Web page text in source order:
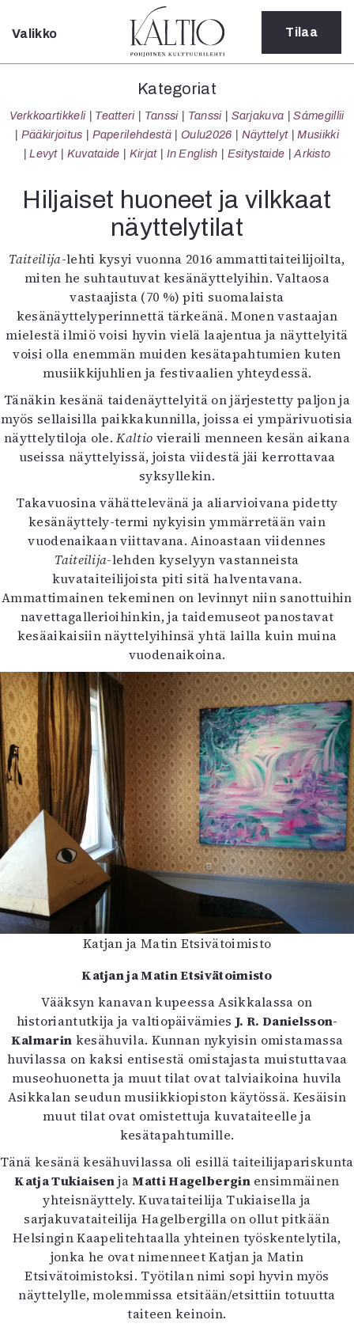
Sulje
Kategoriat
Verkkoartikkeli
Teatteri
Tanssi
Sarjakuva
Sámegillii
Pääkirjoitus
Oulu2026
Näyttelyt
Musiikki
Levyt
Kuvataide
Kirjat
In English
Esitystaide
Arkisto
Lehdet
4/2026
2–3/2026
1/2026
6/2025
5/2025 saame
5/2025
Lehtiarkisto
Info
Tilaus ja irtonumerot
Yhteistyössä
Toimitus
Mediatiedot
Kaltio ry
Valikko Tilaa
Kategoriat
Verkkoartikkeli Teatteri Tanssi Tanssi Sarjakuva
Sámegillii
Pääkirjoitus
Paperilehdestä Oulu2026 Näyttelyt
Musiikki
Levyt
Kuvataide Kirjat In English Esitystaide Arkisto
Hiljaiset huoneet ja vilkkaat
näyttelytilat
Taiteilija-lehti kysyi vuonna 2016 ammattitaiteilijoilta,
miten he suhtautuvat kesänäyttelyihin. Valtaosa
vastaajista (70 %) piti suomalaista
kesänäyttelyperinnettä tärkeänä. Monen vastaajan
mielestä ilmiö voisi hyvin vielä laajentua ja näyttelyitä
voisi olla enemmän muiden kesätapahtumien kuten
musiikkijuhlien ja festivaalien yhteydessä.
Tänäkin kesänä taidenäyttelyitä on järjestetty paljon ja
myös sellaisilla paikkakunnilla, joissa ei ympärivuotisia
näyttelytiloja ole.Kaltio vieraili menneen kesän aikana
useissa näyttelyissä, joista viidestä jäi kerrottavaa
syksyllekin.
Takavuosina vähättelevänä ja aliarvioivana pidetty
kesänäyttely-termi nykyisin ymmärretään vain
vuodenaikaan viittavana. Ainoastaan viidennes
Taiteilija-lehden kyselyyn vastanneista
kuvataiteilijoista piti sitä halventavana.
Ammattimainen tekeminen on levinnyt niin sanottuihin
navettagallerioihinkin, ja taidemuseot panostavat
kesäaikaisiin näyttelyihinsä yhtä lailla kuin muina
vuodenaikoina.
Katjan ja Matin Etsivätoimisto
Katjan ja Matin Etsivätoimisto
Vääksyn kanavan kupeessa Asikkalassa on
historiantutkija ja valtiopäivämiesJ. R. Danielsson-
Kalmarin kesähuvila. Kunnan nykyisin omistamassa
huvilassa on kaksi entisestä omistajasta muistuttavaa
museohuonetta ja muut tilat ovat talviaikoina huvila
Asikkalan seudun musiikkiopiston käytössä. Kesäisin
muut tilat ovat omistettuja kuvataiteelle ja
kesätapahtumille.
Tänä kesänä kesähuvilassa oli esillä taiteilijapariskunta
Katja TukiaisenjaMatti Hagelberginensimmäinen
yhteisnäyttely. Kuvataiteilija Tukiaisella ja
sarjakuvataiteilija Hagelbergilla on ollut pitkään
Helsingin Kaapelitehtaalla yhteinen työskentelytila,
jonka he ovat nimenneet Katjan ja Matin
Etsivätoimistoksi. Työtilan nimi sopi hyvin myös
näyttelylle, molemmissa etsitään/etsittiin totuutta
taiteen keinoin.